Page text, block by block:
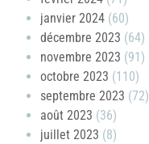
janvier 2024 (60)
décembre 2023 (64)
novembre 2023 (91)
octobre 2023 (110)
septembre 2023 (72)
août 2023 (36)
juillet 2023 (8)